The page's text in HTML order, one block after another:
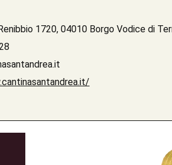
1720, 04010 Borgo Vodice di